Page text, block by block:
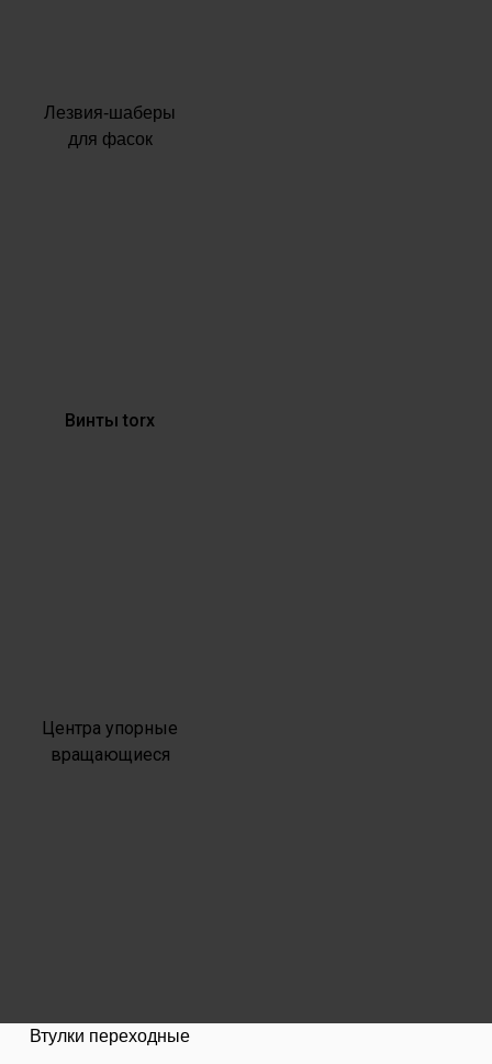
Лезвия-шаберы
для фасок
Винты torx
Центра упорные
вращающиеся
Втулки переходные